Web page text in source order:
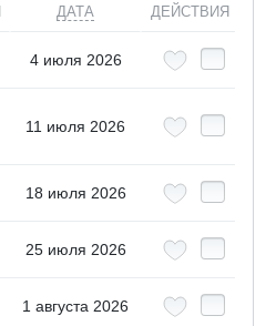
ДАТА ДЕЙСТВИЯ
4 июля 2026
11 июля 2026
18 июля 2026
25 июля 2026
1 августа 2026